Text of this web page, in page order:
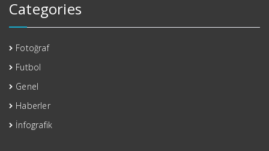
Categories
Fotoğraf
Futbol
Genel
Haberler
İnfografik